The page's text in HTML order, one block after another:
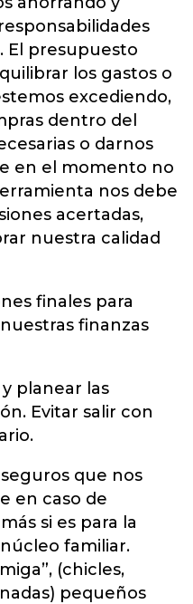
El presupuesto
los gastos o
excediendo,
dentro del
o darnos
en el momento no
nos debe
acertadas,
nuestra calidad
finales para
finanzas
planear las
Evitar salir con
que nos
en caso de
si es para la
familiar.
(chicles,
pequeños